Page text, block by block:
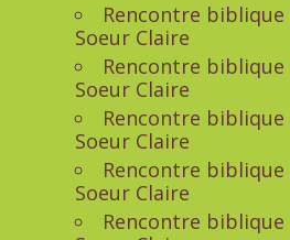
Rencontre biblique
Soeur Claire
Rencontre biblique
Soeur Claire
Rencontre biblique
Soeur Claire
Rencontre biblique
Soeur Claire
Rencontre biblique